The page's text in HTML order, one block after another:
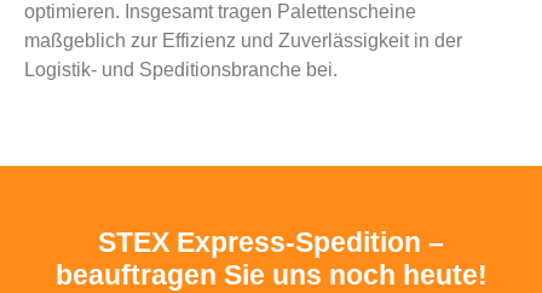
optimieren. Insgesamt tragen Palettenscheine
maßgeblich zur Effizienz und Zuverlässigkeit in der
Logistik- und Speditionsbranche bei.
STEX Express-Spedition –
beauftragen Sie uns noch heute!